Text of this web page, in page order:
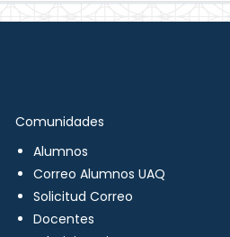
Comunidades
Alumnos
Correo Alumnos UAQ
Solicitud Correo
Docentes